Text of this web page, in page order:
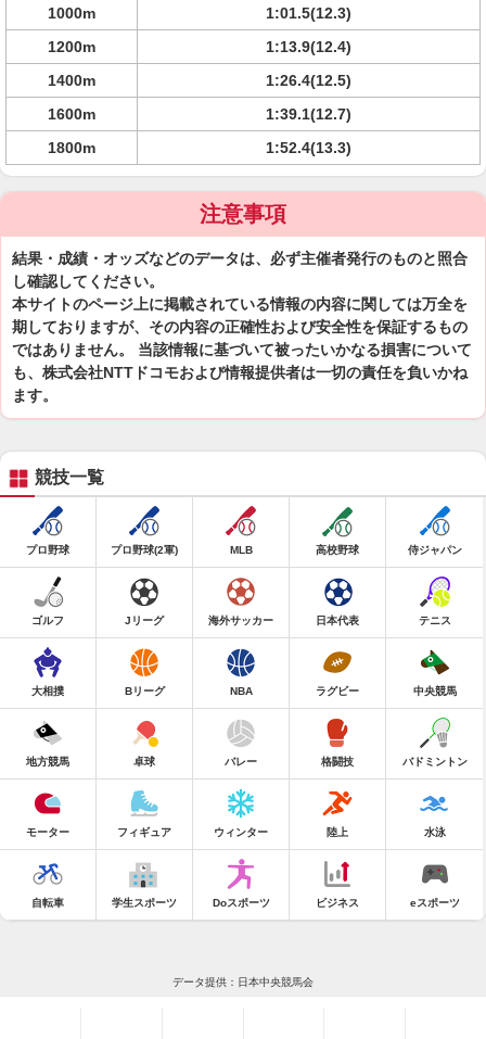
1000m
1:01.5(12.3)
1200m
1:13.9(12.4)
1400m
1:26.4(12.5)
1600m
1:39.1(12.7)
1800m
1:52.4(13.3)
注意事項
結果・成績・オッズなどのデータは、必ず主催者発行のものと照合
し確認してください。
本サイトのページ上に掲載されている情報の内容に関しては万全を
期しておりますが、その内容の正確性および安全性を保証するもの
ではありません。 当該情報に基づいて被ったいかなる損害について
も、株式会社NTTドコモおよび情報提供者は一切の責任を負いかね
ます。
競技一覧
プロ野球 プロ野球(2軍) MLB 高校野球 侍ジャパン
ゴルフ Jリーグ 海外サッカー 日本代表 テニス
大相撲 Bリーグ NBA ラグビー 中央競馬
地方競馬 卓球 バレー 格闘技 バドミントン
モーター フィギュア ウィンター 陸上 水泳
自転車 学生スポーツ Doスポーツ ビジネス eスポーツ
データ提供：日本中央競馬会